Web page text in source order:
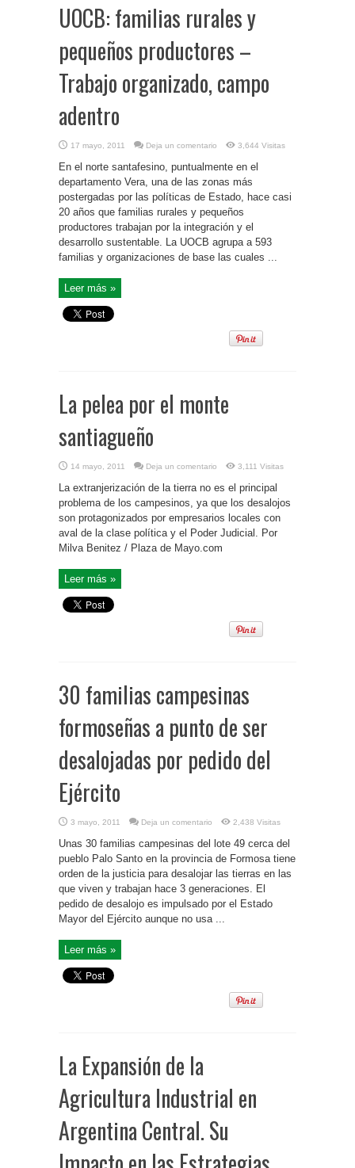
UOCB: familias rurales y
pequeños productores –
Trabajo organizado, campo
adentro
17 mayo, 2011 Deja un comentario 3,644 Visitas
En el norte santafesino, puntualmente en el
departamento Vera, una de las zonas más
postergadas por las políticas de Estado, hace casi
20 años que familias rurales y pequeños
productores trabajan por la integración y el
desarrollo sustentable. La UOCB agrupa a 593
familias y organizaciones de base las cuales ...
Leer más »
La pelea por el monte
santiagueño
14 mayo, 2011 Deja un comentario 3,111 Visitas
La extranjerización de la tierra no es el principal
problema de los campesinos, ya que los desalojos
son protagonizados por empresarios locales con
aval de la clase política y el Poder Judicial. Por
Milva Benitez / Plaza de Mayo.com
Leer más »
30 familias campesinas
formoseñas a punto de ser
desalojadas por pedido del
Ejército
3 mayo, 2011 Deja un comentario 2,438 Visitas
Unas 30 familias campesinas del lote 49 cerca del
pueblo Palo Santo en la provincia de Formosa tiene
orden de la justicia para desalojar las tierras en las
que viven y trabajan hace 3 generaciones. El
pedido de desalojo es impulsado por el Estado
Mayor del Ejército aunque no usa ...
Leer más »
La Expansión de la
Agricultura Industrial en
Argentina Central. Su